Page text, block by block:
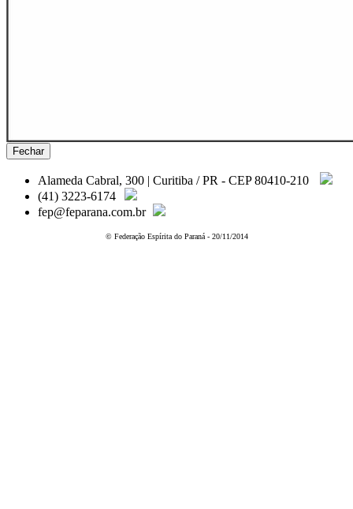
Fechar
Alameda Cabral, 300 | Curitiba / PR - CEP 80410-210
(41) 3223-6174
fep@feparana.com.br
© Federação Espírita do Paraná - 20/11/2014